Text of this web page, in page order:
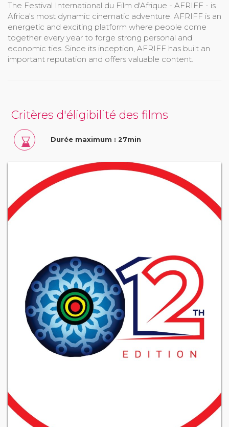
The Festival International du Film d'Afrique - AFRIFF - is
Africa's most dynamic cinematic adventure. AFRIFF is an
energetic and exciting platform where people come
together every year to forge strong personal and
economic ties. Since its inception, AFRIFF has built an
important reputation and offers valuable content.
Critères d'éligibilité des films
Durée maximum : 27min